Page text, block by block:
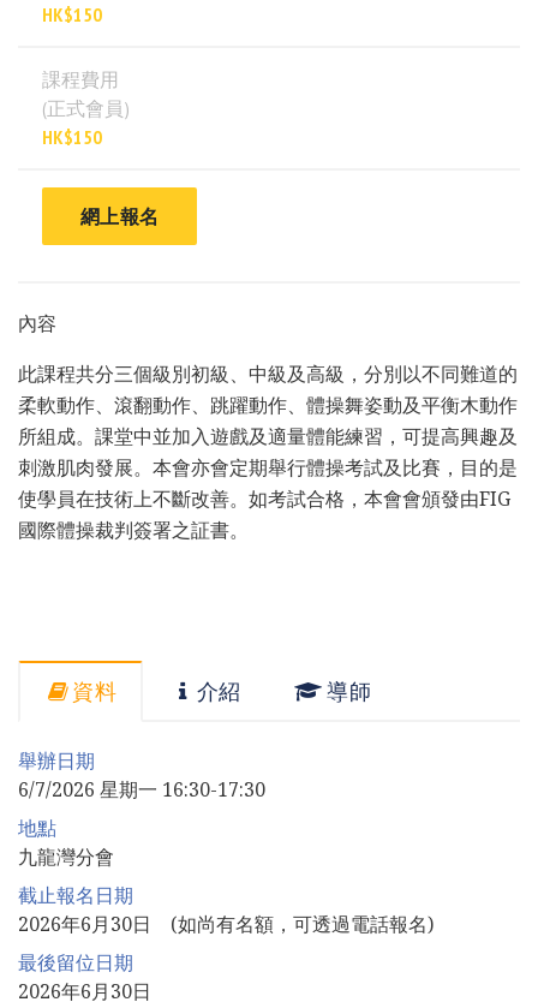
HK$150
課程費用
(正式會員)
HK$150
網上報名
內容
此課程共分三個級別初級、中級及高級，分別以不同難道的
柔軟動作、滾翻動作、跳躍動作、體操舞姿動及平衡木動作
所組成。課堂中並加入遊戲及適量體能練習，可提高興趣及
刺激肌肉發展。本會亦會定期舉行體操考試及比賽，目的是
使學員在技術上不斷改善。如考試合格，本會會頒發由FIG
國際體操裁判簽署之証書。
資料 介紹 導師
舉辦日期
6/7/2026 星期一 16:30-17:30
地點
九龍灣分會
截止報名日期
2026年6月30日 (如尚有名額，可透過電話報名)
最後留位日期
2026年6月30日